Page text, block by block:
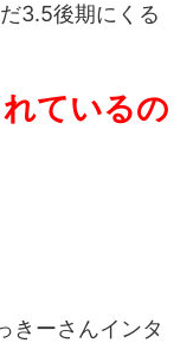
3.5後期にくる
ているの
きーさんインタ